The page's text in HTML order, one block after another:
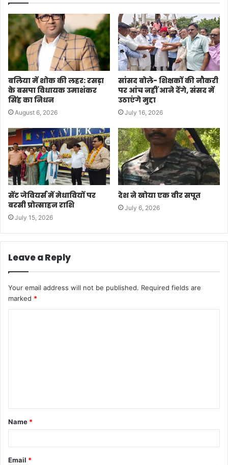
बलिया में शोक की लहर: रसड़ा
के बसपा विधायक उमाशंकर
सिंह का निधन
August 6, 2026
सांसद बोले- शिक्षकों की नौकरी
पर आंच नहीं आने देंगे, संसद में
उठाएंगे मुद्दा
July 16, 2026
सेंट जेवियर्स में मेधावियों पर
बरसी प्रोत्साहन राशि
July 15, 2026
देश ने खोया एक वीर सपूत
July 6, 2026
Leave a Reply
Your email address will not be published. Required fields are
marked *
t
*
Name *
Email *